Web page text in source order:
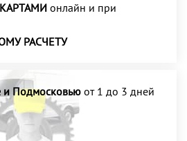
онлайн и при
РАСЧЕТУ
и Подмосковью от 1 до 3 дней